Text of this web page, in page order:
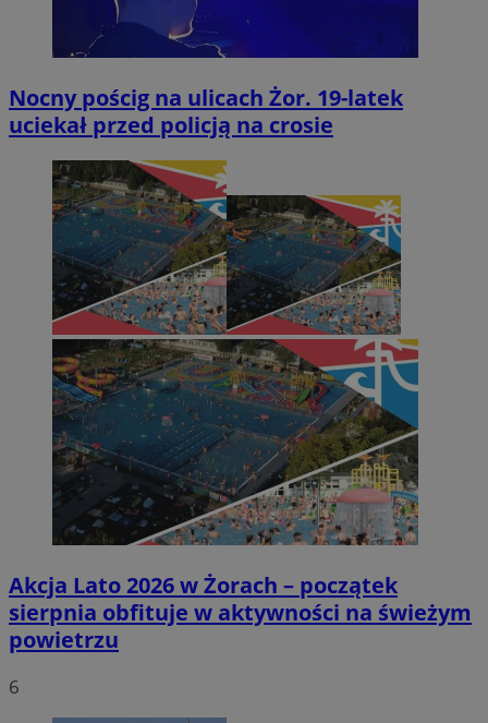
Nocny pościg na ulicach Żor. 19-latek
uciekał przed policją na crosie
Akcja Lato 2026 w Żorach – początek
sierpnia obfituje w aktywności na świeżym
powietrzu
6